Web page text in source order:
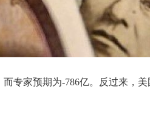
专家预期为-786亿。反过来，